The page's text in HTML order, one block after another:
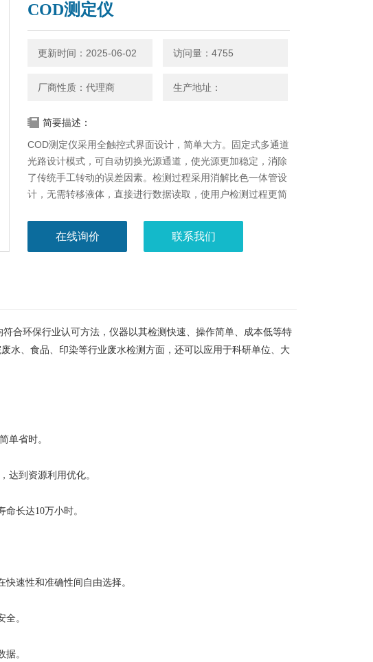
COD测定仪
更新时间：2025-06-02 访问量：4755
厂商性质：代理商 生产地址：
简要描述：
COD测定仪采用全触控式界面设计，简单大方。固定式多通道
光路设计模式，可自动切换光源通道，使光源更加稳定，消除
了传统手工转动的误差因素。检测过程采用消解比色一体管设
计，无需转移液体，直接进行数据读取，使用户检测过程更简
在线询价 联系我们
合环保行业认可方法，仪器以其检测快速、操作简单、成本低等特
水、食品、印染等行业废水检测方面，还可以应用于科研单位、大
单省时。
达到资源利用优化。
长达10万小时。
速性和准确性间自由选择。
。
。